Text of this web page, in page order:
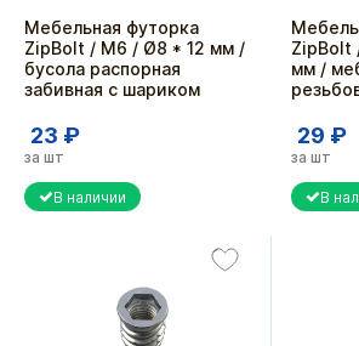
Мебельная футорка
ZipBolt / M6 / Ø8 * 12 мм /
бусола распорная
забивная с шариком
23 ₽
за шт
В наличии
ZipBolt
мм /
29 ₽
за шт
В